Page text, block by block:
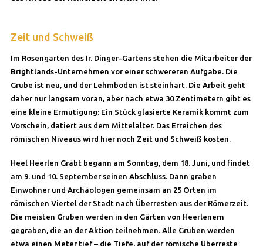
Zeit und Schweiß
Im Rosengarten des Ir. Dinger-Gartens stehen die Mitarbeiter der
Brightlands-Unternehmen vor einer schwereren Aufgabe. Die
Grube ist neu, und der Lehmboden ist steinhart. Die Arbeit geht
daher nur langsam voran, aber nach etwa 30 Zentimetern gibt es
eine kleine Ermutigung: Ein Stück glasierte Keramik kommt zum
Vorschein, datiert aus dem Mittelalter. Das Erreichen des
römischen Niveaus wird hier noch Zeit und Schweiß kosten.
Heel Heerlen Gräbt begann am Sonntag, dem 18. Juni, und findet
am 9. und 10. September seinen Abschluss. Dann graben
Einwohner und Archäologen gemeinsam an 25 Orten im
römischen Viertel der Stadt nach Überresten aus der Römerzeit.
Die meisten Gruben werden in den Gärten von Heerlenern
gegraben, die an der Aktion teilnehmen. Alle Gruben werden
etwa einen Meter tief – die Tiefe, auf der römische Überreste